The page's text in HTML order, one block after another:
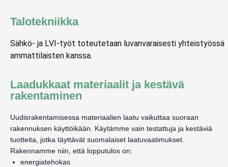
Talotekniikka
Sähkö- ja LVI-työt toteutetaan luvanvaraisesti yhteistyössä
ammattilaisten kanssa.
Laadukkaat materiaalit ja kestävä
rakentaminen
Uudisrakentamisessa materiaalien laatu vaikuttaa suoraan
rakennuksen käyttöikään. Käytämme vain testattuja ja kestäviä
tuotteita, jotka täyttävät suomalaiset laatuvaatimukset.
Rakennamme niin, että lopputulos on:
energiatehokas